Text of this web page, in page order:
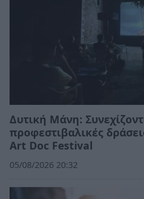
Δυτική Μάνη:
προφεστιβαλικές
Art Doc Festival
05/08/2026 20:32